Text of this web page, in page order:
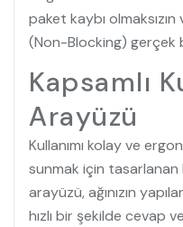
paket kaybı
(Non-Blocking) gerçek
Kapsamlı
Arayüzü
Kullanımı kolay ve
sunmak için tasarlanan
arayüzü, ağınızın
hızlı bir şekilde cevap